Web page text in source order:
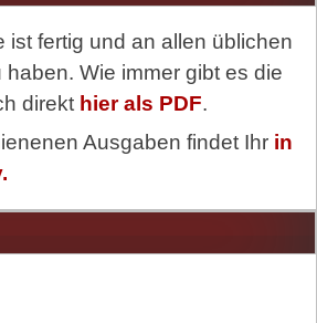
ist fertig und an allen üblichen
haben. Wie immer gibt es die
direkt hier als PDF.
Ausgaben findet Ihr in